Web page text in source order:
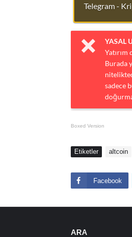
Telegram -
YASAL
Burada
sadece
Boxed Version
Etiketler altcoin
Facebook
ARA